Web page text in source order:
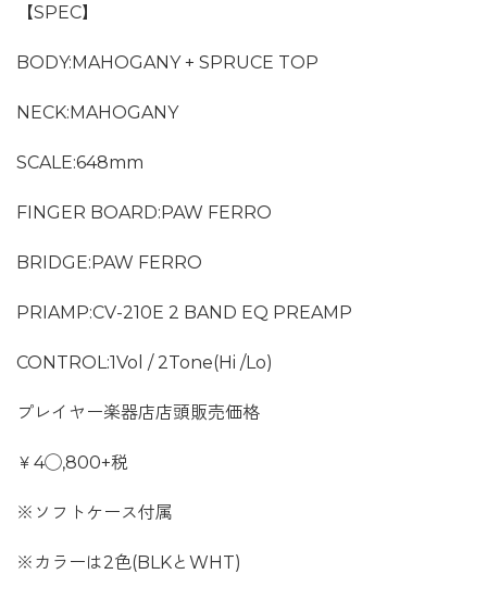
【SPEC】
BODY:MAHOGANY + SPRUCE TOP
NECK:MAHOGANY
SCALE:648mm
FINGER BOARD:PAW FERRO
BRIDGE:PAW FERRO
PRIAMP:CV-210E 2 BAND EQ PREAMP
CONTROL:1Vol / 2Tone(Hi /Lo)
プレイヤー楽器店店頭販売価格
￥4◯,800+税
※ソフトケース付属
※カラーは2色(BLKとWHT)